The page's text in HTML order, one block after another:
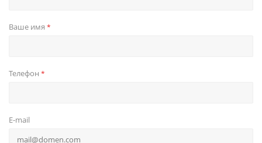
Ваше имя *
Телефон *
E-mail